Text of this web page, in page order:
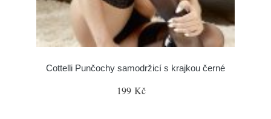
Cottelli Punčochy samodržicí s krajkou černé
199 Kč